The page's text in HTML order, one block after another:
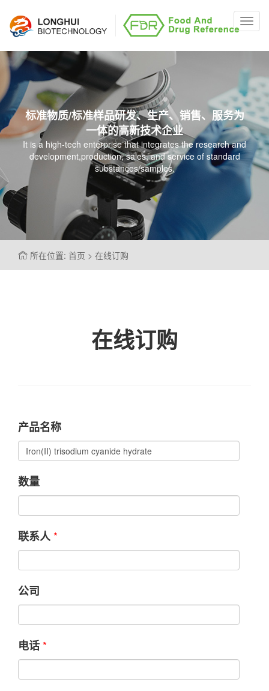
标准物质/标准样品研发、生产、销售、服务为
一体的高新技术企业
It is a high-tech enterprise that integrates the research and
development,production, sales, and service of standard
substances/samples.
所在位置: 首页 > 在线订购
在线订购
产品名称
数量
联系人 *
公司
电话 *